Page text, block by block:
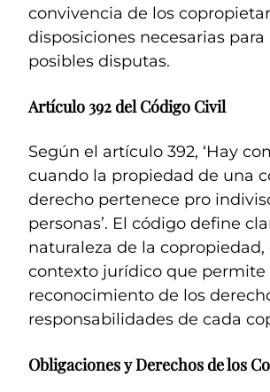
convivencia de los
disposiciones necesarias para
posibles disputas.
Artículo 392 del Código Civil
Según el artículo 392, ‘Hay
cuando la propiedad de una
derecho pertenece pro
personas’. El código define
naturaleza de la
contexto jurídico que permite
reconocimiento de los
responsabilidades de cada
Obligaciones y Derechos de los